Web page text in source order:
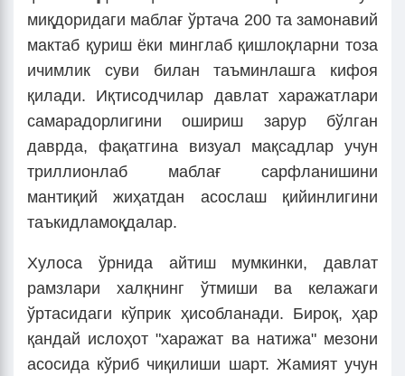
миқдоридаги маблағ ўртача 200 та замонавий
мактаб қуриш ёки минглаб қишлоқларни тоза
ичимлик суви билан таъминлашга кифоя
қилади. Иқтисодчилар давлат харажатлари
самарадорлигини ошириш зарур бўлган
даврда, фақатгина визуал мақсадлар учун
триллионлаб маблағ сарфланишини
мантиқий жиҳатдан асослаш қийинлигини
таъкидламоқдалар.
Хулоса ўрнида айтиш мумкинки, давлат
рамзлари халқнинг ўтмиши ва келажаги
ўртасидаги кўприк ҳисобланади. Бироқ, ҳар
қандай ислоҳот "харажат ва натижа" мезони
асосида кўриб чиқилиши шарт. Жамият учун